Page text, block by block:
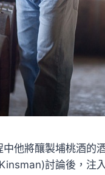
他將釀製埔桃酒的
討論後，注